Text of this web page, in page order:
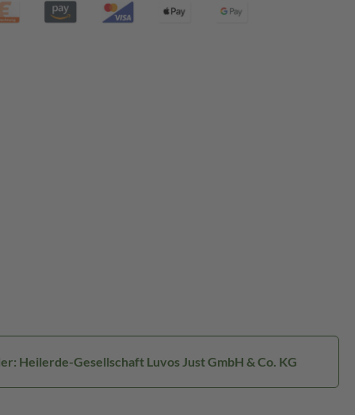
Heilerde-Gesellschaft Luvos Just GmbH & Co. KG